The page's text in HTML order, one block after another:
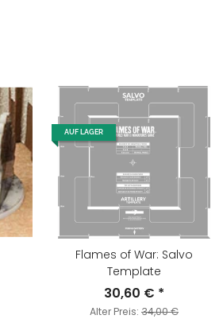
AUF LAGER
Flames of War: Salvo
Template
30,60 € *
Alter Preis: 34,00 €